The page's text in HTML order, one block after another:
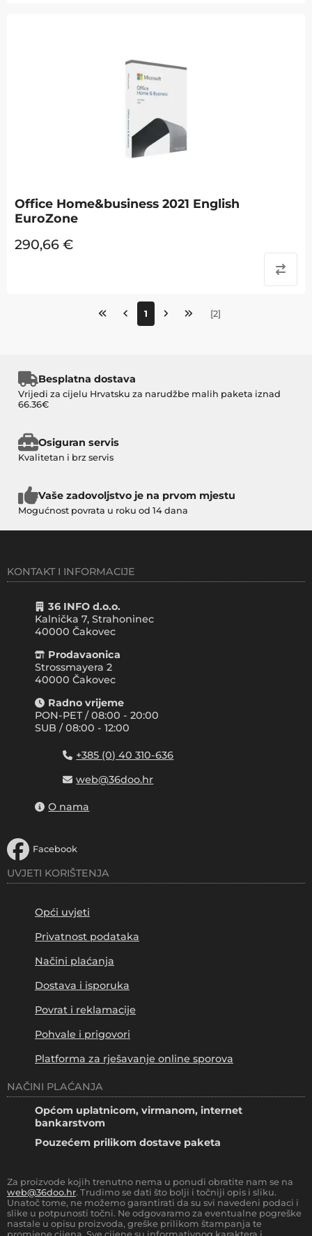
Office Home&business 2021 English
EuroZone
290,66 €
1 [2]
Besplatna dostava
Vrijedi za cijelu Hrvatsku za narudžbe malih paketa iznad
66.36€
Osiguran servis
Kvalitetan i brz servis
Vaše zadovoljstvo je na prvom mjestu
Mogućnost povrata u roku od 14 dana
KONTAKT I INFORMACIJE
36 INFO d.o.o.
Kalnička 7, Strahoninec
40000 Čakovec
Prodavaonica
Strossmayera 2
40000 Čakovec
Radno vrijeme
PON-PET / 08:00 - 20:00
SUB / 08:00 - 12:00
+385 (0) 40 310-636
web@36doo.hr
O nama
Facebook
UVJETI KORIŠTENJA
Opći uvjeti
Privatnost podataka
Načini plaćanja
Dostava i isporuka
Povrat i reklamacije
Pohvale i prigovori
Platforma za rješavanje online sporova
NAČINI PLAĆANJA
Općom uplatnicom, virmanom, internet
bankarstvom
Pouzećem prilikom dostave paketa
Za proizvode kojih trenutno nema u ponudi obratite nam se na
web@36doo.hr. Trudimo se dati što bolji i točniji opis i sliku.
Unatoč tome, ne možemo garantirati da su svi navedeni podaci i
slike u potpunosti točni. Ne odgovaramo za eventualne pogreške
nastale u opisu proizvoda, greške prilikom štampanja te